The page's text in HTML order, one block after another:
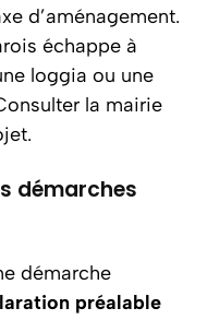
d’aménagement.
échappe à
loggia ou une
la mairie
démarches
démarche
préalable